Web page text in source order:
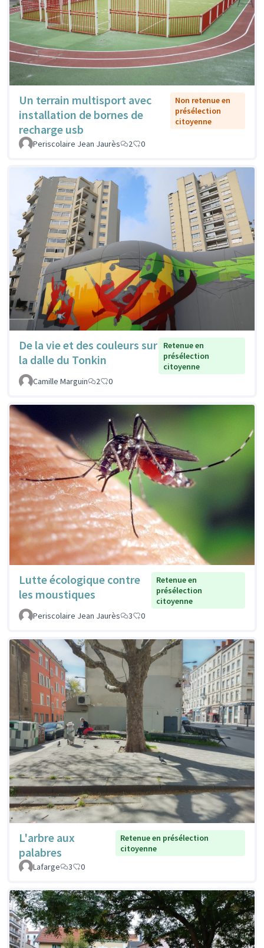
Un terrain multisport avec
installation de bornes de
recharge usb
Non retenue en
présélection
citoyenne
Periscolaire Jean Jaurès 2 0
De la vie et des couleurs sur
la dalle du Tonkin
Retenue en
présélection
citoyenne
Camille Marguin
2 0
Lutte écologique contre
les moustiques
Retenue en
présélection
citoyenne
Periscolaire Jean Jaurès
3 0
L'arbre aux
palabres
Retenue en présélection
citoyenne
Lafarge
3 0